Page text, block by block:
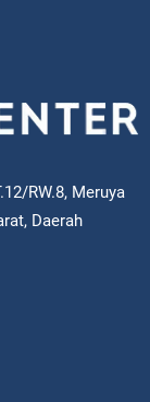
RW.8, Meruya
Daerah